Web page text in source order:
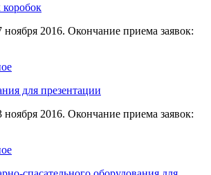
ноября 2016. Окончание приема заявок:
для презентации
ноября 2016. Окончание приема заявок: